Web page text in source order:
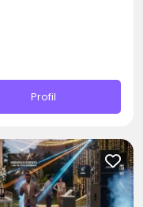
Profil